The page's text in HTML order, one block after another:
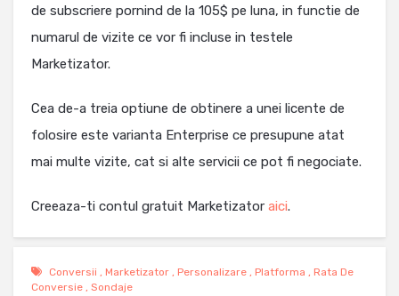
de subscriere pornind de la 105$ pe luna, in functie de
numarul de vizite ce vor fi incluse in testele
Marketizator.
Cea de-a treia optiune de obtinere a unei licente de
folosire este varianta Enterprise ce presupune atat
mai multe vizite, cat si alte servicii ce pot fi negociate.
Creeaza-ti contul gratuit Marketizator aici.
Conversii , Marketizator , Personalizare , Platforma , Rata De
Conversie , Sondaje